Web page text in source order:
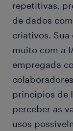
repetitivas,
de dados
criativos. Sua
muito com a
empregada
princípios de
perceber as
usos